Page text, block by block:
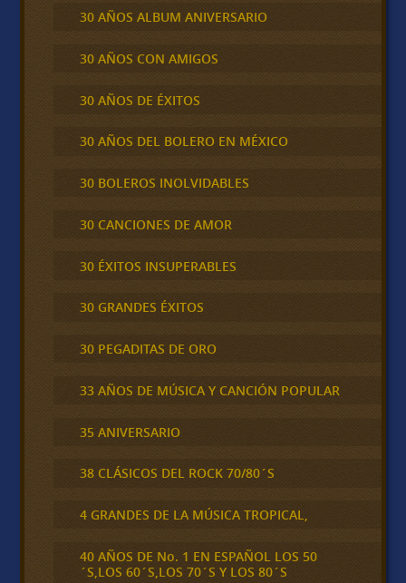
30 AÑOS ALBUM ANIVERSARIO
30 AÑOS CON AMIGOS
30 AÑOS DE ÉXITOS
30 AÑOS DEL BOLERO EN MÉXICO
30 BOLEROS INOLVIDABLES
30 CANCIONES DE AMOR
30 ÉXITOS INSUPERABLES
30 GRANDES ÉXITOS
30 PEGADITAS DE ORO
33 AÑOS DE MÚSICA Y CANCIÓN POPULAR
35 ANIVERSARIO
38 CLÁSICOS DEL ROCK 70/80´S
4 GRANDES DE LA MÚSICA TROPICAL,
40 AÑOS DE No. 1 EN ESPAÑOL LOS 50
´S,LOS 60´S,LOS 70´S Y LOS 80´S